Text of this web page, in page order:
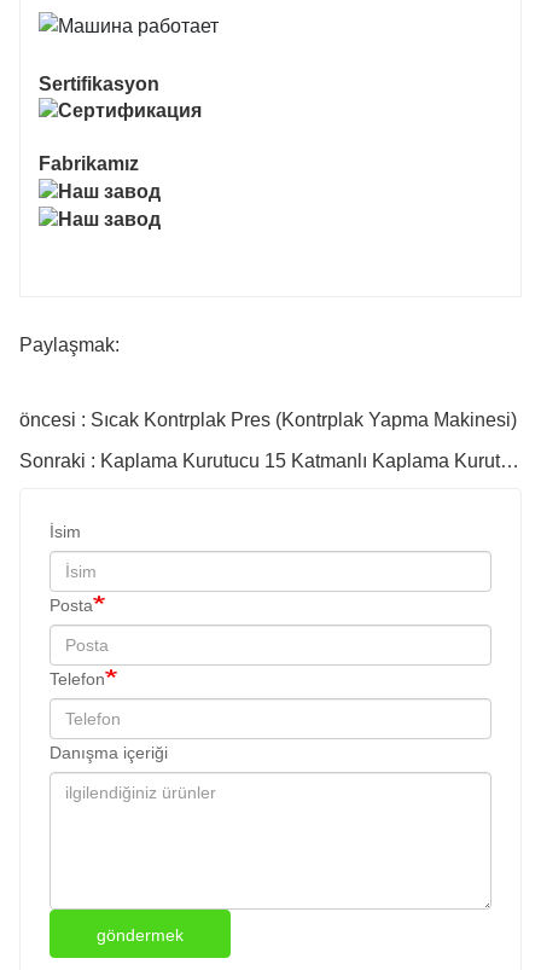
Sertifikasyon
Fabrikamız
Paylaşmak:
öncesi : Sıcak Kontrplak Pres (Kontrplak Yapma Makinesi)
Sonraki : Kaplama Kurutucu 15 Katmanlı Kaplama Kurutucu Kontrplak için Sıcak Pres Makinesi
İsim
Posta
Telefon
Danışma içeriği
göndermek